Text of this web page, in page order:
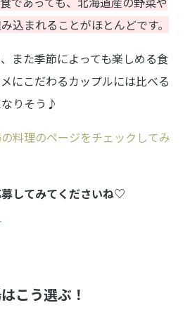
込まれることがほとんどです。
また季節によっても楽しめる食
にこだわるカップルには比べる
りそう♪
料理のページをチェックしてみ
してみてくださいね♡
こう選ぶ！